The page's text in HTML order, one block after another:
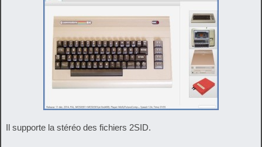
Il supporte la stéréo des fichiers 2SID.